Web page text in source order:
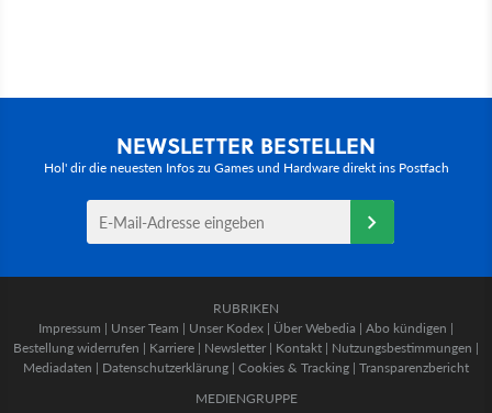
NEWSLETTER BESTELLEN
Hol' dir die neuesten Infos zu Games und Hardware direkt ins Postfach
RUBRIKEN
Impressum | Unser Team | Unser Kodex | Über Webedia | Abo kündigen |
Bestellung widerrufen | Karriere | Newsletter | Kontakt | Nutzungsbestimmungen |
Mediadaten | Datenschutzerklärung | Cookies & Tracking | Transparenzbericht
MEDIENGRUPPE